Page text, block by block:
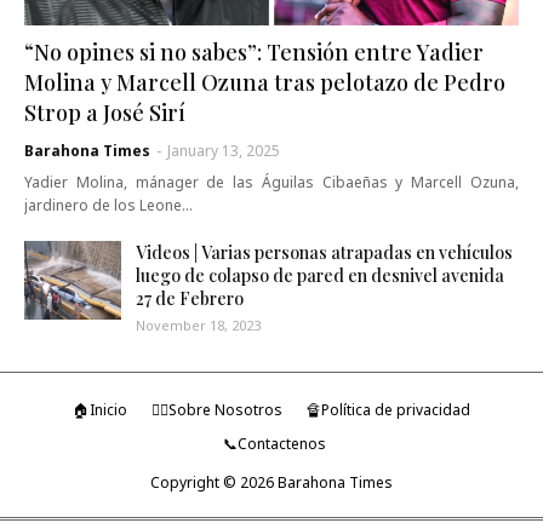
“No opines si no sabes”: Tensión entre Yadier
Molina y Marcell Ozuna tras pelotazo de Pedro
Strop a José Sirí
Barahona Times - January 13, 2025
Yadier Molina, mánager de las Águilas Cibaeñas y Marcell Ozuna,
jardinero de los Leone…
Videos | Varias personas atrapadas en vehículos
luego de colapso de pared en desnivel avenida
27 de Febrero
November 18, 2023
🏠Inicio 🤷‍♂️Sobre Nosotros
🔏Política de privacidad
📞Contactenos
Copyright © 2026Barahona Times